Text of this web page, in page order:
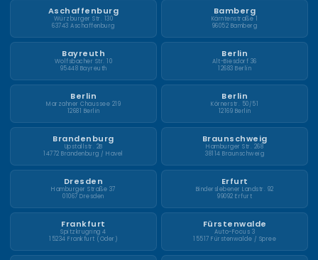
Aschaffenburg
Würzburger Str. 130
63743 Aschaffenburg
Bamberg
Kärntenstraße 1
96052 Bamberg
Bayreuth
Wolfsbacher Str. 10
95448 Bayreuth
Berlin
Alt-Biesdorf 36
12683 Berlin
Berlin
Marzahner Chaussee 219
12681 Berlin
Berlin
Körnerstr. 50/51
12169 Berlin
Brandenburg
Upstallstr. 2B
14772 Brandenburg / Havel
Braunschweig
Hamburger Str. 268
38114 Braunschweig
Dresden
Hamburger Straße 37
01067 Dresden
Erfurt
Binderslebener Landstr. 92
99092 Erfurt
Frankfurt
Spitzkrugring 4
15234 Frankfurt (Oder)
Fürstenwalde
Auto-Focus 3
15517 Fürstenwalde / Spree